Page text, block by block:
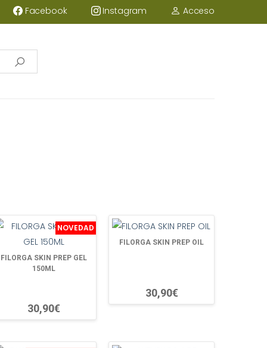
Facebook Instagram Acceso
NOVEDAD
FILORGA SKIN PREP GEL
150ML
30,90€
FILORGA SKIN PREP OIL
30,90€